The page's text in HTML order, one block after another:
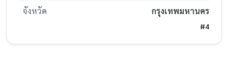
จังหวัด
กรุงเทพมหานคร
#4